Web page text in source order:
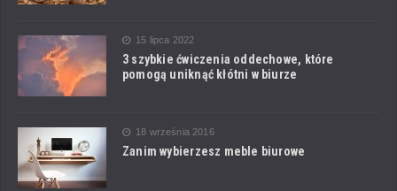
15 lipca 2022
3 szybkie ćwiczenia oddechowe, które
pomogą uniknąć kłótni w biurze
18 września 2016
Zanim wybierzesz meble biurowe